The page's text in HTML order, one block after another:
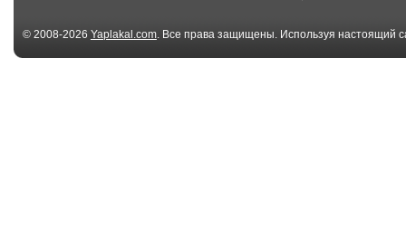
© 2008-2026 Yaplakal.com. Все права защищены. Используя настоящий